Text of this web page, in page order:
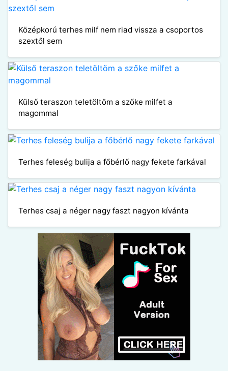
Középkorú terhes milf nem riad vissza a csoportos
szextől sem
Külső teraszon teletöltöm a szőke milfet a
magommal
Terhes feleség bulija a főbérlő nagy fekete farkával
Terhes csaj a néger nagy faszt nagyon kívánta